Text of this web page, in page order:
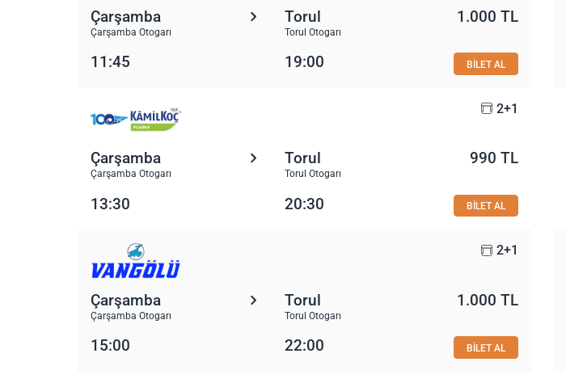
Çarşamba
Çarşamba Otogarı
Torul
Torul Otogarı
1.000 TL
11:45 19:00 BİLET AL
2+1
Çarşamba
Çarşamba Otogarı
Torul
Torul Otogarı
990 TL
13:30 20:30 BİLET AL
2+1
Çarşamba
Çarşamba Otogarı
Torul
Torul Otogarı
1.000 TL
15:00 22:00 BİLET AL